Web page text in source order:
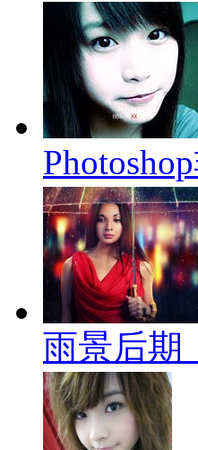
雨景后期